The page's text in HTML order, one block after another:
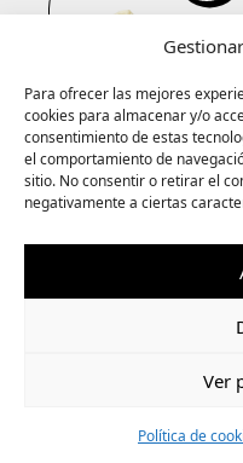
Para ofrecer las mejores
cookies para almacenar y/o
consentimiento de estas
el comportamiento de
sitio. No consentir o retirar el
negativamente a ciertas
Ver
Política de
Porque no hay